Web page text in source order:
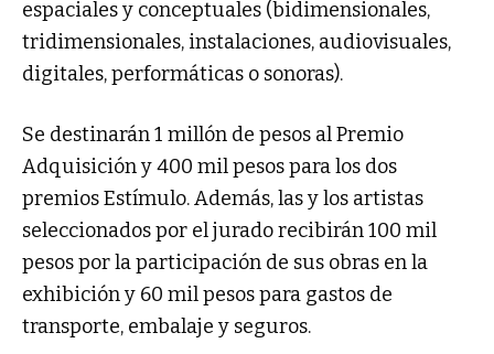
espaciales y conceptuales (bidimensionales,
tridimensionales, instalaciones, audiovisuales,
digitales, performáticas o sonoras).
Se destinarán 1 millón de pesos al Premio
Adquisición y 400 mil pesos para los dos
premios Estímulo. Además, las y los artistas
seleccionados por el jurado recibirán 100 mil
pesos por la participación de sus obras en la
exhibición y 60 mil pesos para gastos de
transporte, embalaje y seguros.